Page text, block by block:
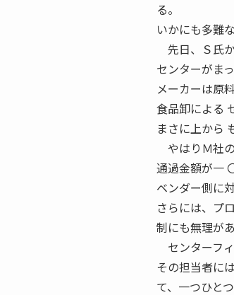
る。
いかにも多難
先日、Ｓ氏
センターがま
メーカーは原
食品卸による
まさに上から
やはりＭ社
通過金額が一
ベンダー側に
さらには、プ
制にも無理があ
センターフ
その担当者に
て、一つひと